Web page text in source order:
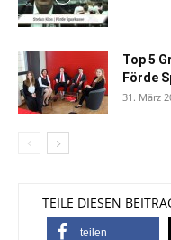
Top 5
Förde
31. März
TEILE DIESEN
teilen